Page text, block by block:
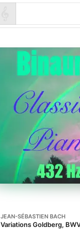
JEAN-SÉBASTIEN BACH
Variations Goldberg,